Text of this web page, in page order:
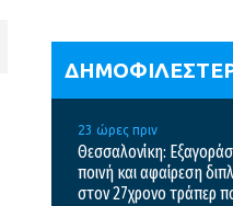
23 ώρες πριν
Θεσσαλονίκη:
ποινή και αφαίρεση
στον 27χρονο τράπερ